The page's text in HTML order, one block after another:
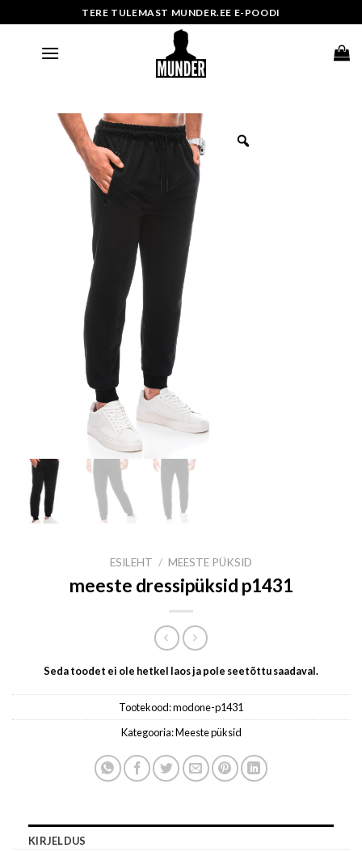
to
TERE TULEMAST MUNDER.EE E-POODI
ESILEHT / MEESTE PÜKSID
meeste dressipüksid p1431
Seda toodet ei ole hetkel laos ja pole seetõttu saadaval.
Tootekood:modone-p1431
Kategooria:Meeste püksid
KIRJELDUS